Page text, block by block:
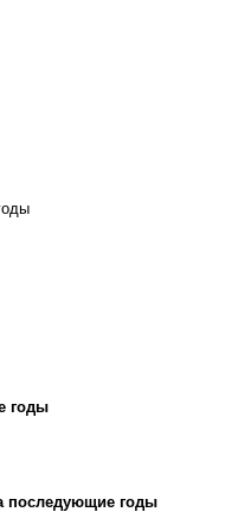
годы
последующие годы